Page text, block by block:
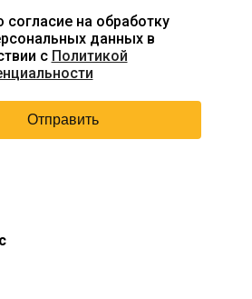
согласие на обработку
данных в
с Политикой